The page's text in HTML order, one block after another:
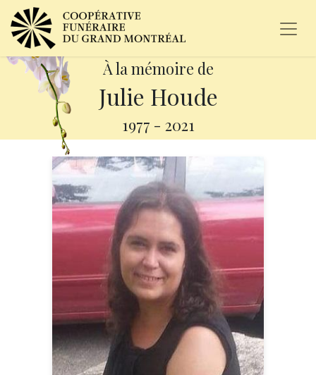
À la mémoire de
Julie Houde
1977 - 2021